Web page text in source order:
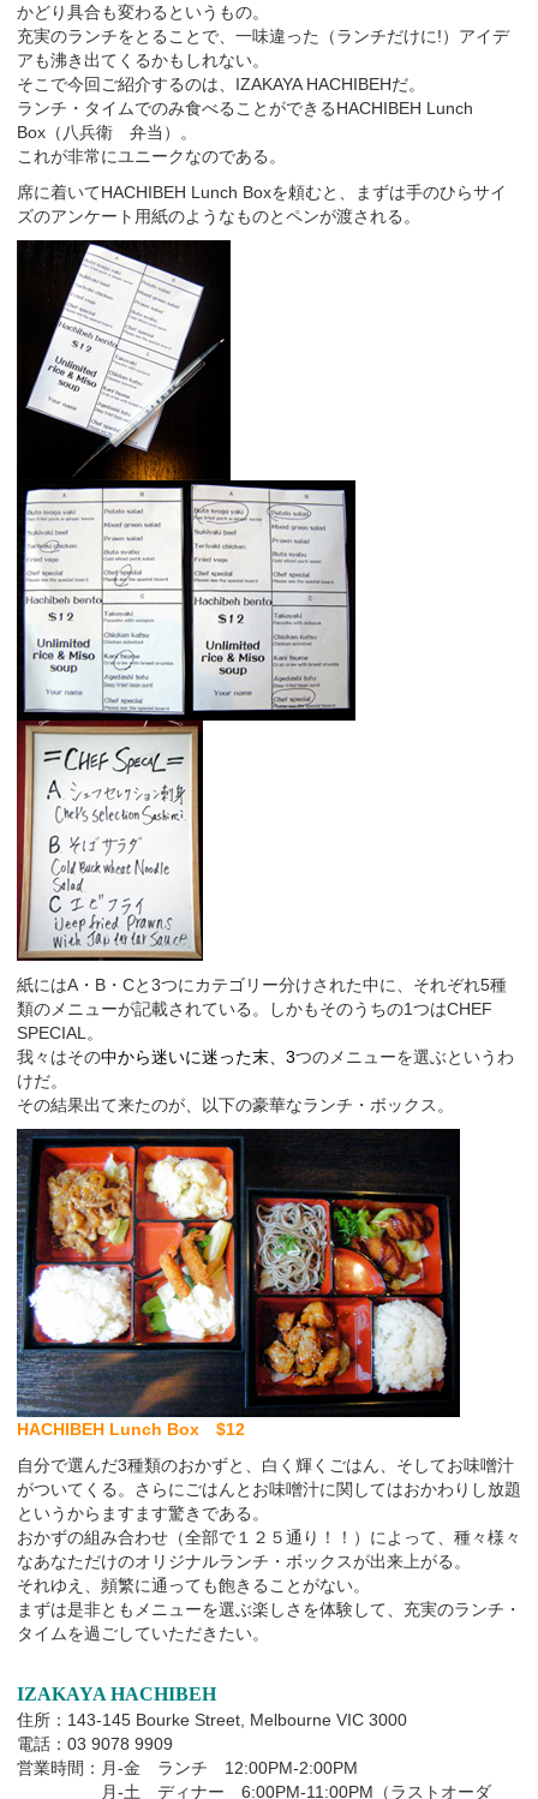
かどり具合も変わるというもの。
充実のランチをとることで、一味違った（ランチだけに!）アイデ
アも沸き出てくるかもしれない。
そこで今回ご紹介するのは、IZAKAYA HACHIBEHだ。
ランチ・タイムでのみ食べることができるHACHIBEH Lunch
Box（八兵衛 弁当）。
これが非常にユニークなのである。
席に着いてHACHIBEH Lunch Boxを頼むと、まずは手のひらサイ
ズのアンケート用紙のようなものとペンが渡される。
紙にはA・B・Cと3つにカテゴリー分けされた中に、それぞれ5種
類のメニューが記載されている。しかもそのうちの1つはCHEF
SPECIAL。
我々はその中から迷いに迷った末、3つのメニューを選ぶというわ
けだ。
その結果出て来たのが、以下の豪華なランチ・ボックス。
HACHIBEH Lunch Box $12
自分で選んだ3種類のおかずと、白く輝くごはん、そしてお味噌汁
がついてくる。さらにごはんとお味噌汁に関してはおかわりし放題
というからますます驚きである。
おかずの組み合わせ（全部で１２５通り！！）によって、種々様々
なあなただけのオリジナルランチ・ボックスが出来上がる。
それゆえ、頻繁に通っても飽きることがない。
まずは是非ともメニューを選ぶ楽しさを体験して、充実のランチ・
タイムを過ごしていただきたい。
IZAKAYA HACHIBEH
住所：143-145 Bourke Street, Melbourne VIC 3000
電話：03 9078 9909
営業時間：月-金 ランチ 12:00PM-2:00PM
月-土 ディナー 6:00PM-11:00PM（ラストオーダ